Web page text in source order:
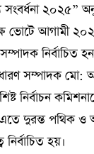
সংবর্ধনা ২০২৫”
ভোটে আগামী
নির্বাচিত
সম্পাদক মো:
নির্বাচন
এতে দুরন্ত পথিক
হয়।